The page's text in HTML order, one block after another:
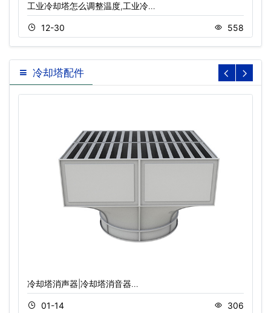
工业冷却塔怎么调整温度,工业冷…
12-30 558
冷却塔配件
冷却塔消声器|冷却塔消音器…
01-14 306